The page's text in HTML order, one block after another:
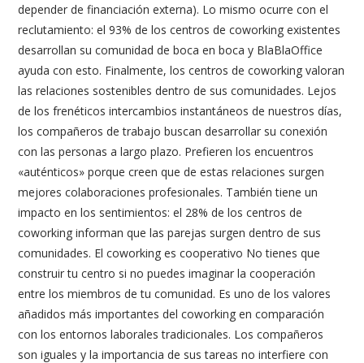
depender de financiación externa). Lo mismo ocurre con el
reclutamiento: el 93% de los centros de coworking existentes
desarrollan su comunidad de boca en boca y BlaBlaOffice
ayuda con esto. Finalmente, los centros de coworking valoran
las relaciones sostenibles dentro de sus comunidades. Lejos
de los frenéticos intercambios instantáneos de nuestros días,
los compañeros de trabajo buscan desarrollar su conexión
con las personas a largo plazo. Prefieren los encuentros
«auténticos» porque creen que de estas relaciones surgen
mejores colaboraciones profesionales. También tiene un
impacto en los sentimientos: el 28% de los centros de
coworking informan que las parejas surgen dentro de sus
comunidades. El coworking es cooperativo No tienes que
construir tu centro si no puedes imaginar la cooperación
entre los miembros de tu comunidad. Es uno de los valores
añadidos más importantes del coworking en comparación
con los entornos laborales tradicionales. Los compañeros
son iguales y la importancia de sus tareas no interfiere con